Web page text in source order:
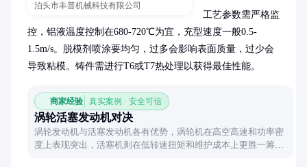
泊头市丰普机械科技有限公司
工艺参数需严格监
控，铝液温度控制在680-720℃为宜，充型速度一般0.5-
1.5m/s。脱模剂喷涂要均匀，过多会影响表面质量，过少会
导致粘模。铸件需进行T6或T7热处理以获得最佳性能。
商家经验 真实案例 · 安全可信
涡轮活塞发动机对决
涡轮发动机与活塞发动机各有优势，涡轮机在高空高速和功率密
度上表现突出，活塞机则在低转速扭矩和维护成本上更胜一筹。